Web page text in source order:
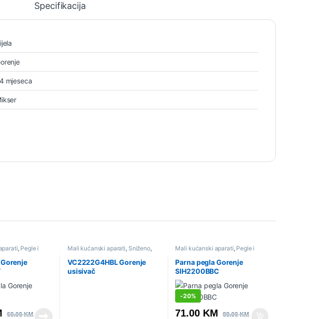
Specifikacija
mjeseca
, Pegle i
Sniženo
69.00KM
Mali kućanski aparati, Sniženo,
VC2222G4HBL Gorenje
usisivač
Mali kućanski aparati, Pegle i
Sniženo
Parna pegla Gorenje
SIH2200BBC
-20%
71.00 KM 89.00KM